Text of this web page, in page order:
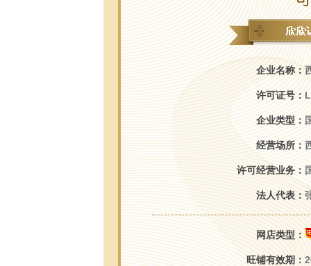
企业名称：
许可证号：
企业类型：
经营场所：
许可经营业务：
法人代表：
网店类型：
旺铺有效期：